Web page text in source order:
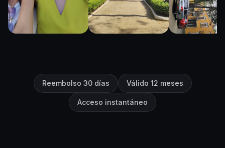
Reembolso 30 días Válido 12 meses
Acceso instantáneo